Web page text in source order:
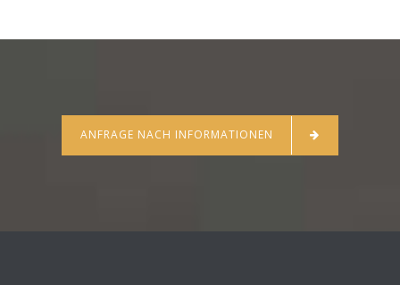
ANFRAGE NACH INFORMATIONEN